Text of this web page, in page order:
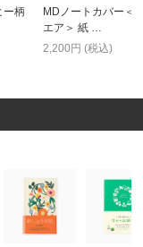
ー柄
MDノートカバー＜
エア＞ 紙 …
2,200円 (税込)